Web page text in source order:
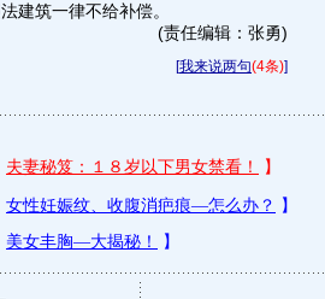
建筑一律不给补偿。
(责任编辑：张勇)
[我来说两句(4条)]